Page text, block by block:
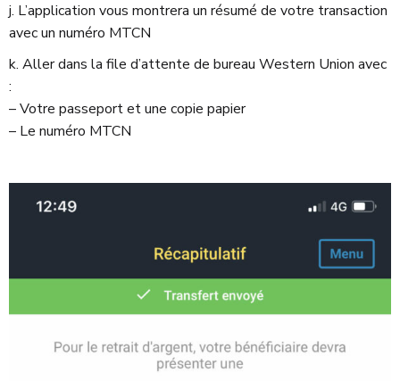
j. L’application vous montrera un résumé de votre transaction
avec un numéro MTCN
k. Aller dans la file d’attente de bureau Western Union avec
:
– Votre passeport et une copie papier
– Le numéro MTCN